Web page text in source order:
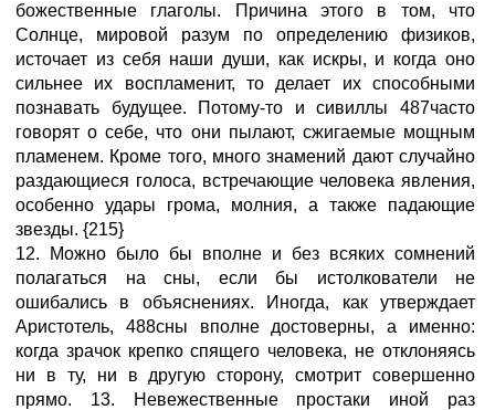
божественные глаголы. Причина этого в том, что
Солнце, мировой разум по определению физиков,
источает из себя наши души, как искры, и когда оно
сильнее их воспламенит, то делает их способными
познавать будущее. Потому-то и сивиллы 487часто
говорят о себе, что они пылают, сжигаемые мощным
пламенем. Кроме того, много знамений дают случайно
раздающиеся голоса, встречающие человека явления,
особенно удары грома, молния, а также падающие
звезды. {215}
12. Можно было бы вполне и без всяких сомнений
полагаться на сны, если бы истолкователи не
ошибались в объяснениях. Иногда, как утверждает
Аристотель, 488сны вполне достоверны, а именно:
когда зрачок крепко спящего человека, не отклоняясь
ни в ту, ни в другую сторону, смотрит совершенно
прямо. 13. Невежественные простаки иной раз